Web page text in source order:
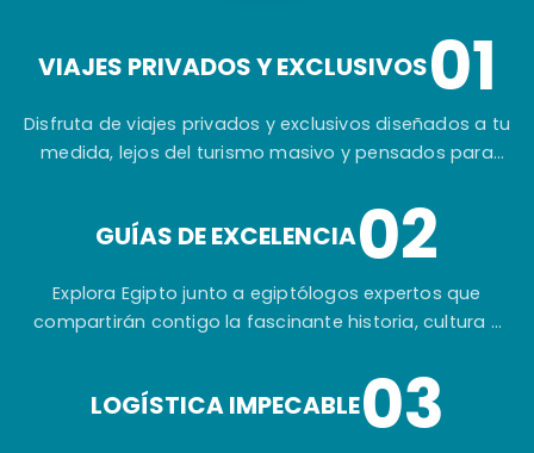
VIAJES PRIVADOS Y EXCLUSIVOS01
Disfruta de viajes privados y exclusivos diseñados a tu
medida, lejos del turismo masivo y pensados para
GUÍAS DE EXCELENCIA02
Explora Egipto junto a egiptólogos expertos que
compartirán contigo la fascinante historia, cultura y
extraordinarias del mundo.
LOGÍSTICA IMPECABLE03